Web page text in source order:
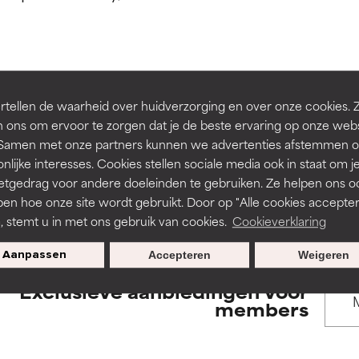
de waarheid over huidverzorging en over onze cookies.
ons om ervoor te zorgen dat je de beste ervaring op onze
met onze partners kunnen we advertenties afstemmen
interesses. Cookies stellen sociale media ook in staat om je
voor andere doeleinden te gebruiken. Ze helpen ons
hoe onze site wordt gebruikt. Door op "Alle cookies
stemt u in met ons gebruik van cookies. Cookieverklaring
Aanpassen Weigeren
Accepteren
BACK TO SEARCH
to assess ingredients in this dictionary. Regulations
irriterend maar kan esthetische, stabiliteits- of andere
is aanwezig. Het risico wordt vergroot als het gecombineerd
ingrediënten.
droogheid, enz. veroorzaken. Kan in sommige gevallen
het algemeen is bewezen dat het meer kwaad dan goed doet.
irriterend maar kan esthetische, stabiliteits- of andere
is aanwezig. Het risico wordt vergroot als het gecombineerd
ingrediënten.
droogheid, enz. veroorzaken. Kan in sommige gevallen
het algemeen is bewezen dat het meer kwaad dan goed doet.
Exclusieve aanbiedingen voor
members